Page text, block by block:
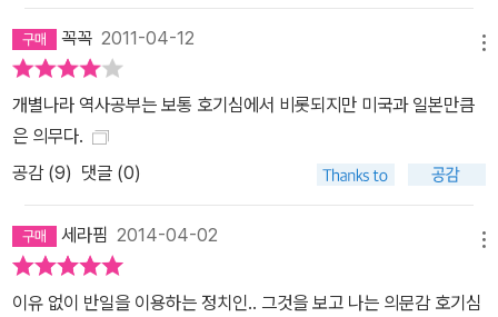
주고(22쪽), 국내 독자들도 흥미진진해 하는 전국시대 전국 다이묘의
활약상은 지도를 중심으로 인물 그림을 함께 배치함으로써 한눈에 파
악할 수 있게 해주며(90~91쪽), 무대가 툭 튀어나와 있는 가부키 극
장의 모습은 일본 근세의 문화적 양상을 포착할 수 있게 한다(125
쪽). 일본사의 주요 사건과 인물을 집약 정리한 연표와 인물 도표 본
문 말미에는 일본사의 주요 사건을 집약한 ‘일본사 연표’를 수록하여,
독자들이 자신이 읽고 있는 시기가 어디쯤인지 수시로 확인해볼 수
있도록 했다. 일본사는 특성상 수많은 천황이 존재했고 같은 천황이
라도 연호가 다른 경우가 많았으며, 막부 시대에는 쇼군이 실질적인
꼭꼭 2011-04-12
개별나라 역사공부는 보통 호기심에서 비롯되지만 미국과 일본만큼
은 의무다.
공감 (9) 댓글 (0)
세라핌 2014-04-02
이유 없이 반일을 이용하는 정치인.. 그것을 보고 나는 의문감 호기심